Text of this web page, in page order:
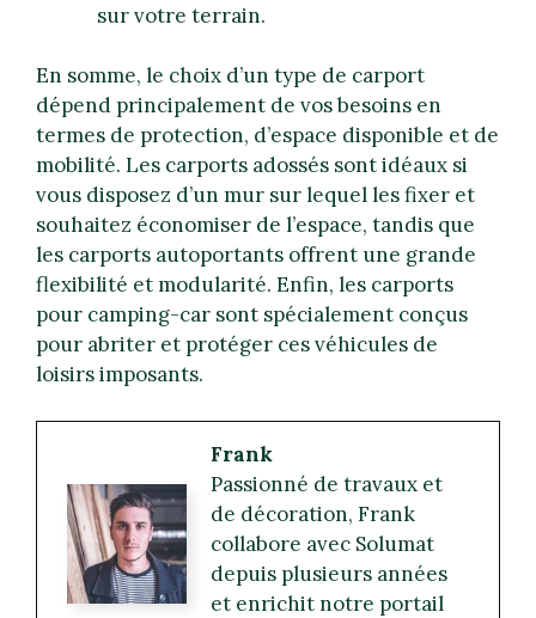
sur votre terrain.
En somme, le choix d’un type de carport
dépend principalement de vos besoins en
termes de protection, d’espace disponible et de
mobilité. Les carports adossés sont idéaux si
vous disposez d’un mur sur lequel les fixer et
souhaitez économiser de l’espace, tandis que
les carports autoportants offrent une grande
flexibilité et modularité. Enfin, les carports
pour camping-car sont spécialement conçus
pour abriter et protéger ces véhicules de
loisirs imposants.
Frank
Passionné de travaux et
de décoration, Frank
collabore avec Solumat
depuis plusieurs années
et enrichit notre portail